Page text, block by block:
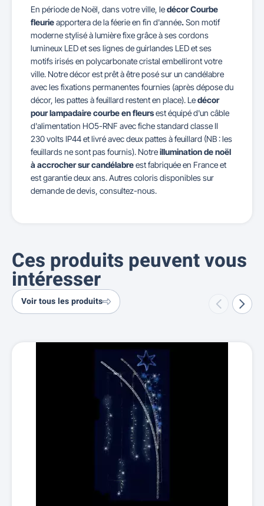
En période de Noël, dans votre ville, ledécor Courbe
fleurieapportera de la féerie en fin d'année.Son motif
moderne stylisé à lumière fixe grâce à ses cordons
lumineux LED et ses lignes de guirlandes LED et ses
motifs irisés en polycarbonate cristal embelliront votre
ville. Notre décor est prêt à être posé sur un candélabre
avec les fixations permanentes fournies (après dépose du
décor, les pattes à feuillard restent en place). Ledécor
pour lampadaire courbe en fleursest équipé d'un câble
d'alimentation HO5-RNF avec fiche standard classe II
230 volts IP44 et livré avec deux pattes à feuillard (NB : les
feuillards ne sont pas fournis). Notreillumination de noël
à accrocher sur candélabreest fabriquée en France et
est garantie deux ans. Autres coloris disponibles sur
demande de devis, consultez-nous.
Ces produits peuvent vous
intéresser
Voir tous les produits